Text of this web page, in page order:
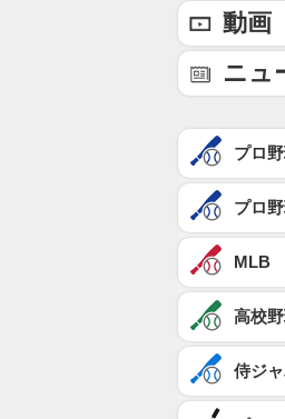
動画
ニュ
プロ
プロ
MLB
高校
侍ジ